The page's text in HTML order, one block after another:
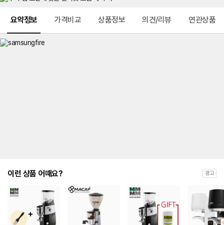
요약정보 가격비교 상품정보 의견/리뷰 연관상품
이런 상품 어때요? 광고